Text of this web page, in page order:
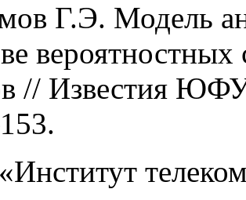
Г.Э. Модель
// Известия